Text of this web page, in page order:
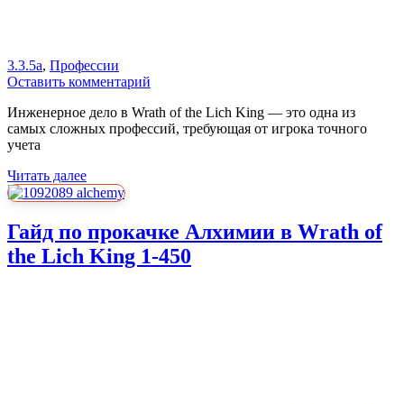
3.3.5a, Профессии
Оставить комментарий
Инженерное дело в Wrath of the Lich King — это одна из
самых сложных профессий, требующая от игрока точного
учета
Читать далее
Гайд по прокачке Алхимии в Wrath of
the Lich King 1-450